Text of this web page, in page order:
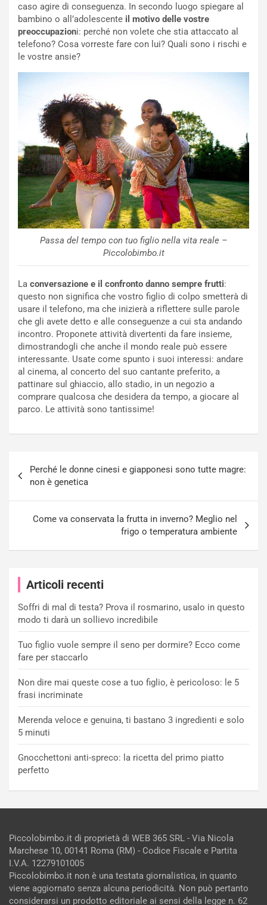
caso agire di conseguenza. In secondo luogo spiegare al
bambino o all’adolescente il motivo delle vostre
preoccupazioni: perché non volete che stia attaccato al
telefono? Cosa vorreste fare con lui? Quali sono i rischi e
le vostre ansie?
Passa del tempo con tuo figlio nella vita reale –
Piccolobimbo.it
La conversazione e il confronto danno sempre frutti:
questo non significa che vostro figlio di colpo smetterà di
usare il telefono, ma che inizierà a riflettere sulle parole
che gli avete detto e alle conseguenze a cui sta andando
incontro. Proponete attività divertenti da fare insieme,
dimostrandogli che anche il mondo reale può essere
interessante. Usate come spunto i suoi interessi: andare
al cinema, al concerto del suo cantante preferito, a
pattinare sul ghiaccio, allo stadio, in un negozio a
comprare qualcosa che desidera da tempo, a giocare al
parco. Le attività sono tantissime!
articoli
Perché le donne cinesi e giapponesi sono tutte magre:
non è genetica
Come va conservata la frutta in inverno? Meglio nel
frigo o temperatura ambiente
Articoli recenti
Soffri di mal di testa? Prova il rosmarino, usalo in questo
modo ti darà un sollievo incredibile
Tuo figlio vuole sempre il seno per dormire? Ecco come
fare per staccarlo
Non dire mai queste cose a tuo figlio, è pericoloso: le 5
frasi incriminate
Merenda veloce e genuina, ti bastano 3 ingredienti e solo
5 minuti
Gnocchettoni anti-spreco: la ricetta del primo piatto
perfetto
Piccolobimbo.it di proprietà di WEB 365 SRL - Via Nicola
Marchese 10, 00141 Roma (RM) - Codice Fiscale e Partita
I.V.A. 12279101005
Piccolobimbo.it non è una testata giornalistica, in quanto
viene aggiornato senza alcuna periodicità. Non può pertanto
considerarsi un prodotto editoriale ai sensi della legge n. 62